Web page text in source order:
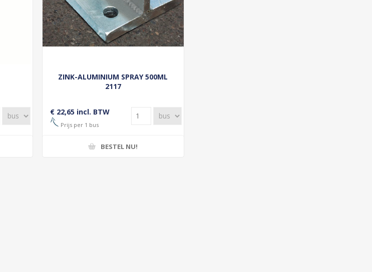
ZINK-ALUMINIUM SPRAY 500ML
2117
€ 22,65 incl. BTW
Prijs per 1 bus
BESTEL NU!